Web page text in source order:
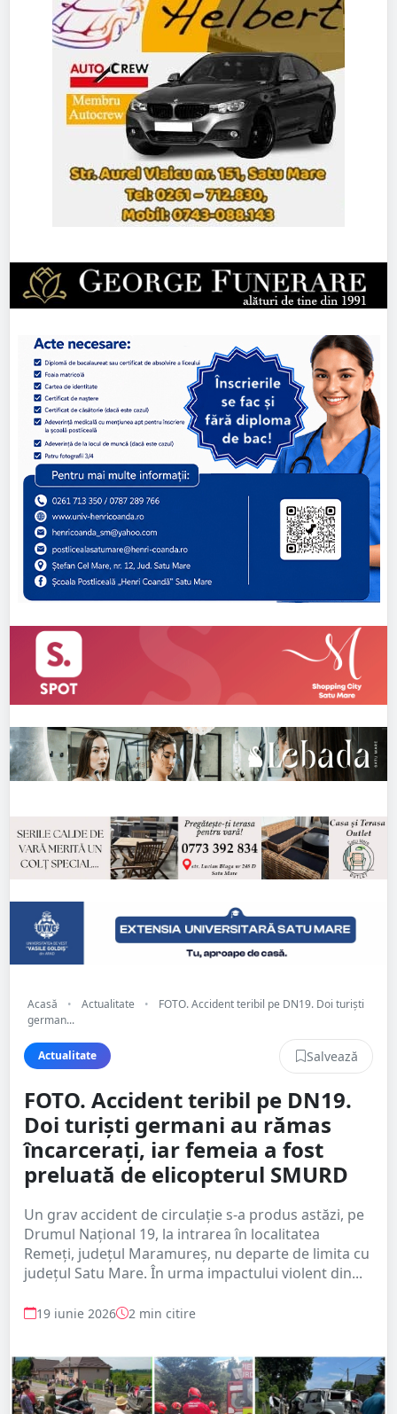
Acasă • Actualitate •
FOTO. Accident teribil pe DN19. Doi turiști
german...
Actualitate Salvează
FOTO. Accident teribil pe DN19.
Doi turiști germani au rămas
încarcerați, iar femeia a fost
preluată de elicopterul SMURD
Un grav accident de circulație s-a produs astăzi, pe
Drumul Național 19, la intrarea în localitatea
Remeți, județul Maramureș, nu departe de limita cu
județul Satu Mare. În urma impactului violent din...
19 iunie 2026 2 min citire